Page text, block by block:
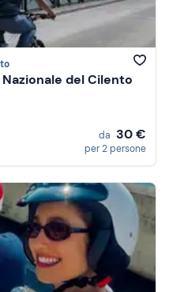
del Cilento
da 30 €
per 2 persone